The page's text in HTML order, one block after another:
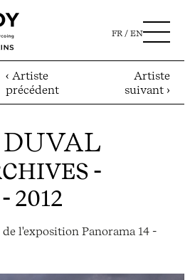
FR EN
‹ Artiste
précédent
Artiste
suivant ›
-
2012
l'exposition Panorama 14 -